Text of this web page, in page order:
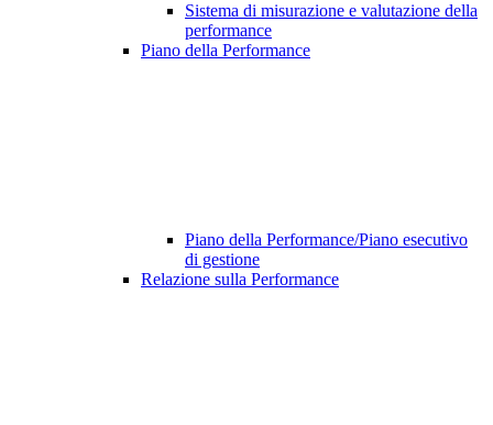
Sistema di misurazione e valutazione della
performance
Piano della Performance
Piano della Performance/Piano esecutivo
di gestione
Relazione sulla Performance